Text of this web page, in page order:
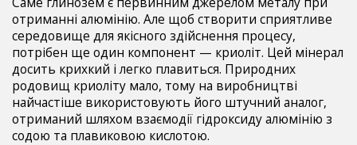
отриманні алюмінію. Але щоб створити сприятливе
середовище для якісного здійснення процесу,
потрібен ще один компонент — криоліт. Цей мінерал
досить крихкий і легко плавиться. Природних
родовищ криоліту мало, тому на виробництві
найчастіше використовують його штучний аналог,
отриманий шляхом взаємодії гідроксиду алюмінію з
содою та плавиковою кислотою.